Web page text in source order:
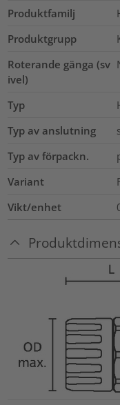
Produktfamilj
Produktgrupp
Roterande gänga (sv
ivel)
Typ
Typ av anslutning
Typ av förpackn.
Variant
Vikt/enhet